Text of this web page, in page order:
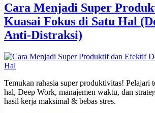
Cara Menjadi Super
Kuasai Fokus di Satu Hal
Anti-Distraksi)
Temukan rahasia super produktivitas! Pelajari
hal, Deep Work, manajemen waktu, dan
hasil kerja maksimal & bebas stres.